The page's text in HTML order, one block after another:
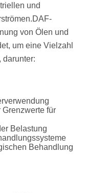
und
von Ölen und
um eine Vielzahl
darunter:
für
Belastung
Behandlung